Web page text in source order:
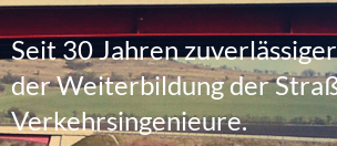
Seit 30 Jahren
der Weiterbildung der
Verkehrsingenieure.